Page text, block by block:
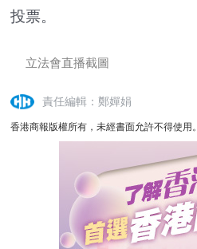
投票。
立法會直播截圖
責任編輯：鄭嬋娟
香港商報版權所有，未經書面允許不得使用。